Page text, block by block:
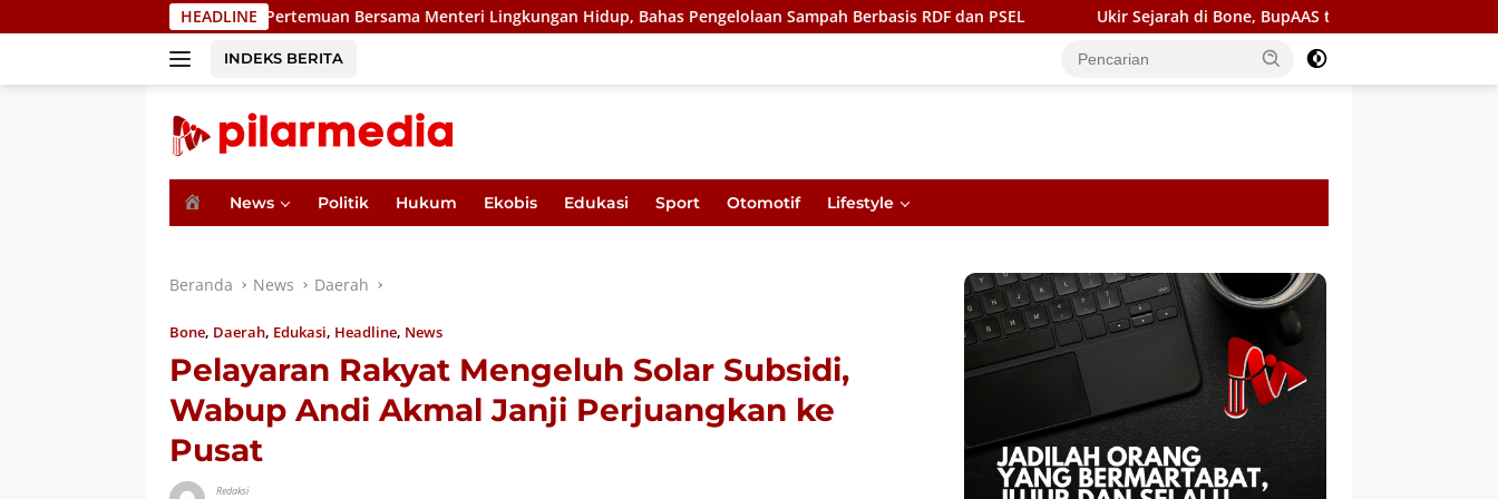
ke
HEADLINE
Bone Hadiri Pertemuan Bersama Menteri Lingkungan Hidup, Bahas Pengelolaan Sampah Berbasis RDF dan PSEL Ukir Sejarah di Bone, BupAAS turunkan OPD dan Camat dalam Gerak
INDEKS BERITA
o
News Politik Hukum Ekobis Edukasi Sport Otomotif Lifestyle
Beranda News Daerah
Bone, Daerah, Edukasi, Headline, News
Pelayaran Rakyat Mengeluh Solar Subsidi,
Wabup Andi Akmal Janji Perjuangkan ke
Pusat
Redaksi